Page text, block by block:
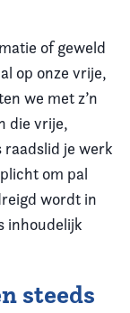
of geweld
op onze vrije,
we met z’n
die vrije,
raadslid je werk
om pal
wordt in
inhoudelijk
steeds